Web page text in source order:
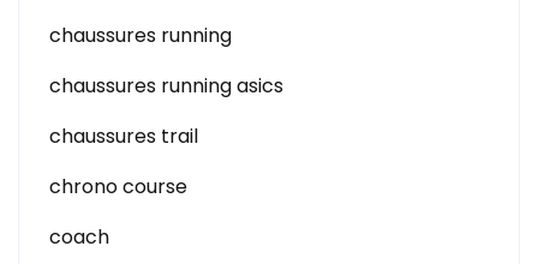
chaussures running
chaussures running asics
chaussures trail
chrono course
coach